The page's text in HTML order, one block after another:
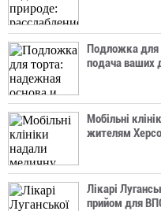
Подложка для
подача ваших
Мобільні
жителям
Лікарі
прийом для